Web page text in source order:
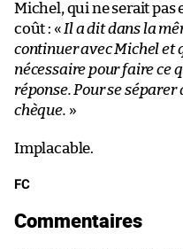
Michel, qui ne serait pas
coût : «Il a dit dans la
continuer avec Michel et
nécessaire pour faire ce
réponse. Pour se
chèque. »
Implacable.
FC
Commentaires